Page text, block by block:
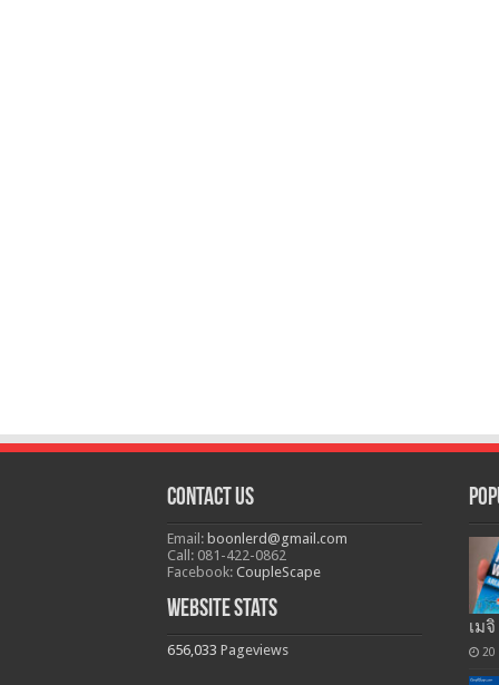
Contact Us
Email: boonlerd@gmail.com
Call: 081-422-0862
Facebook: CoupleScape
Website Stats
656,033 Pageviews
เม